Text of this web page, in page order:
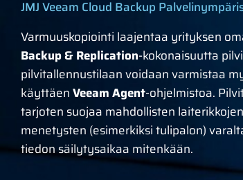
JMJ Veeam Cloud Backup
Varmuuskopiointi laajentaa yrityksen
Backup & Replication-kokonaisuutta
pilvitallennustilaan voidaan varmistaa
käyttäenVeeam Agent-ohjelmistoa.
tarjoten suojaa mahdollisten
menetysten (esimerkiksi tulipalon)
tiedon säilytysaikaa mitenkään.